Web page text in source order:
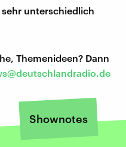
unterschiedlich
Themenideen? Dann
Shownotes